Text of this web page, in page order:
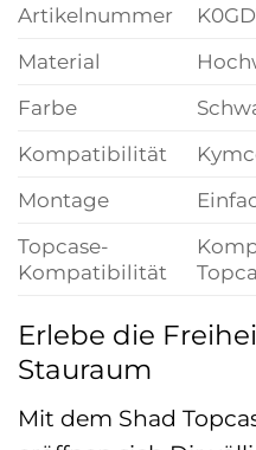
Artikelnummer
Material
Farbe
Kompatibilität
Montage
Topcase-
Kompatibilität
Erlebe die
Stauraum
Mit dem Shad